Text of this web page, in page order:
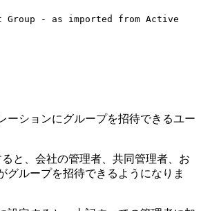
Group - as imported from Active
ーションにグループを招待できるユー
と、会社の管理者、共同管理者、お
グループを招待できるようになりま